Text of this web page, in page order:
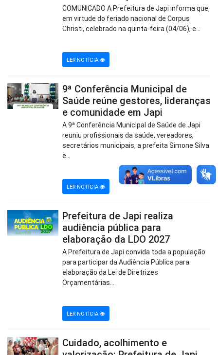
COMUNICADO A Prefeitura de Japi informa que,
em virtude do feriado nacional de Corpus
Christi, celebrado na quinta-feira (04/06), e...
LER NOTÍCIA
9ª Conferência Municipal de
Saúde reúne gestores, lideranças
e comunidade em Japi
A 9ª Conferência Municipal de Saúde de Japi
reuniu profissionais da saúde, vereadores,
secretários municipais, a prefeita Simone Silva
e...
LER NOTÍCIA
Prefeitura de Japi realiza
audiência pública para
elaboração da LDO 2027
A Prefeitura de Japi convida toda a população
para participar da Audiência Pública para
elaboração da Lei de Diretrizes
Orçamentárias...
LER NOTÍCIA
Cuidado, acolhimento e